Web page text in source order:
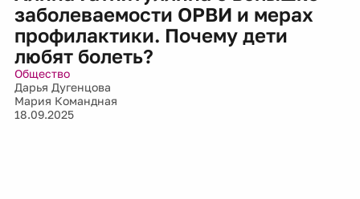
заболеваемости ОРВИ и мерах
профилактики. Почему дети
любят болеть?
Общество
Дарья Дугенцова
Мария Командная
18.09.2025